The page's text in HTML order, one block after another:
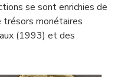
se sont enrichies de
trésors monétaires
(1993) et des